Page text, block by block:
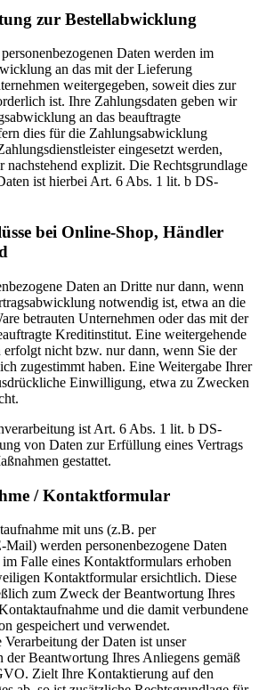
zur Bestellabwicklung
Daten werden im
an das mit der Lieferung
weitergegeben, soweit dies zur
ist. Ihre Zahlungsdaten geben wir
an das beauftragte
dies für die Zahlungsabwicklung
eingesetzt werden,
explizit. Die Rechtsgrundlage
ist hierbei Art. 6 Abs. 1 lit. b DS-
bei Online-Shop, Händler
Daten an Dritte nur dann, wenn
notwendig ist, etwa an die
betrauten Unternehmen oder das mit der
Kreditinstitut. Eine weitergehende
nicht bzw. nur dann, wenn Sie der
zugestimmt haben. Eine Weitergabe Ihrer
Einwilligung, etwa zu Zwecken
ist Art. 6 Abs. 1 lit. b DS-
von Daten zur Erfüllung eines Vertrags
gestattet.
/ Kontaktformular
mit uns (z.B. per
werden personenbezogene Daten
Falle eines Kontaktformulars erhoben
Kontaktformular ersichtlich. Diese
zum Zweck der Beantwortung Ihres
und die damit verbundene
gespeichert und verwendet.
der Daten ist unser
der Beantwortung Ihres Anliegens gemäß
Zielt Ihre Kontaktierung auf den